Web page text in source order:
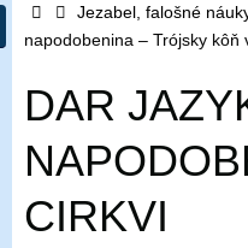
je (ako) hriech
HomeJezabel, falošné
napodobenina – Trójsky kôň
DAR
CIRKVI